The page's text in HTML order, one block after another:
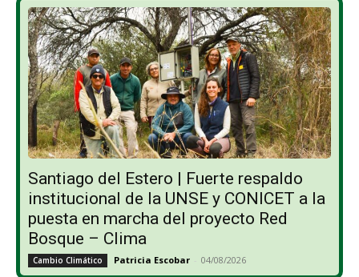
Santiago del Estero | Fuerte respaldo
institucional de la UNSE y CONICET a la
puesta en marcha del proyecto Red
Bosque – Clima
Cambio Climático Patricia Escobar - 04/08/2026